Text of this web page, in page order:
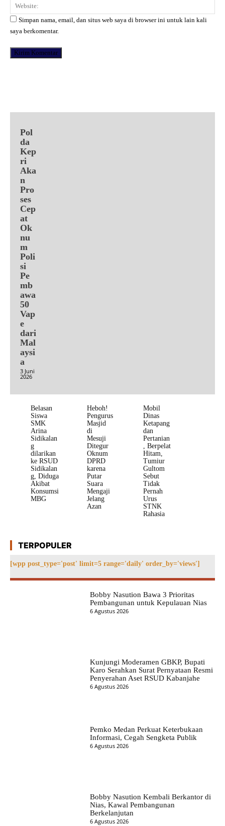
Simpan nama, email, dan situs web saya di browser ini untuk lain kali
saya berkomentar.
Pol
da
Kep
ri
Aka
n
Pro
ses
Cep
at
Ok
nu
m
Poli
si
Pe
mb
awa
50
Vap
e
dari
Mal
aysi
a
3 Juni
2026
Belasan
Siswa
SMK
Arina
Sidikalan
g
dilarikan
ke RSUD
Sidikalan
g, Diduga
Akibat
Konsumsi
MBG
Heboh!
Pengurus
Masjid
di
Mesuji
Ditegur
Oknum
DPRD
karena
Putar
Suara
Mengaji
Jelang
Azan
Mobil
Dinas
Ketapang
dan
Pertanian
, Berpelat
Hitam,
Tumiur
Gultom
Sebut
Tidak
Pernah
Urus
STNK
Rahasia
TERPOPULER
[wpp post_type='post' limit=5 range='daily' order_by='views']
Bobby Nasution Bawa 3 Prioritas
Pembangunan untuk Kepulauan Nias
6 Agustus 2026
Kunjungi Moderamen GBKP, Bupati
Karo Serahkan Surat Pernyataan Resmi
Penyerahan Aset RSUD Kabanjahe
6 Agustus 2026
Pemko Medan Perkuat Keterbukaan
Informasi, Cegah Sengketa Publik
6 Agustus 2026
Bobby Nasution Kembali Berkantor di
Nias, Kawal Pembangunan
Berkelanjutan
6 Agustus 2026